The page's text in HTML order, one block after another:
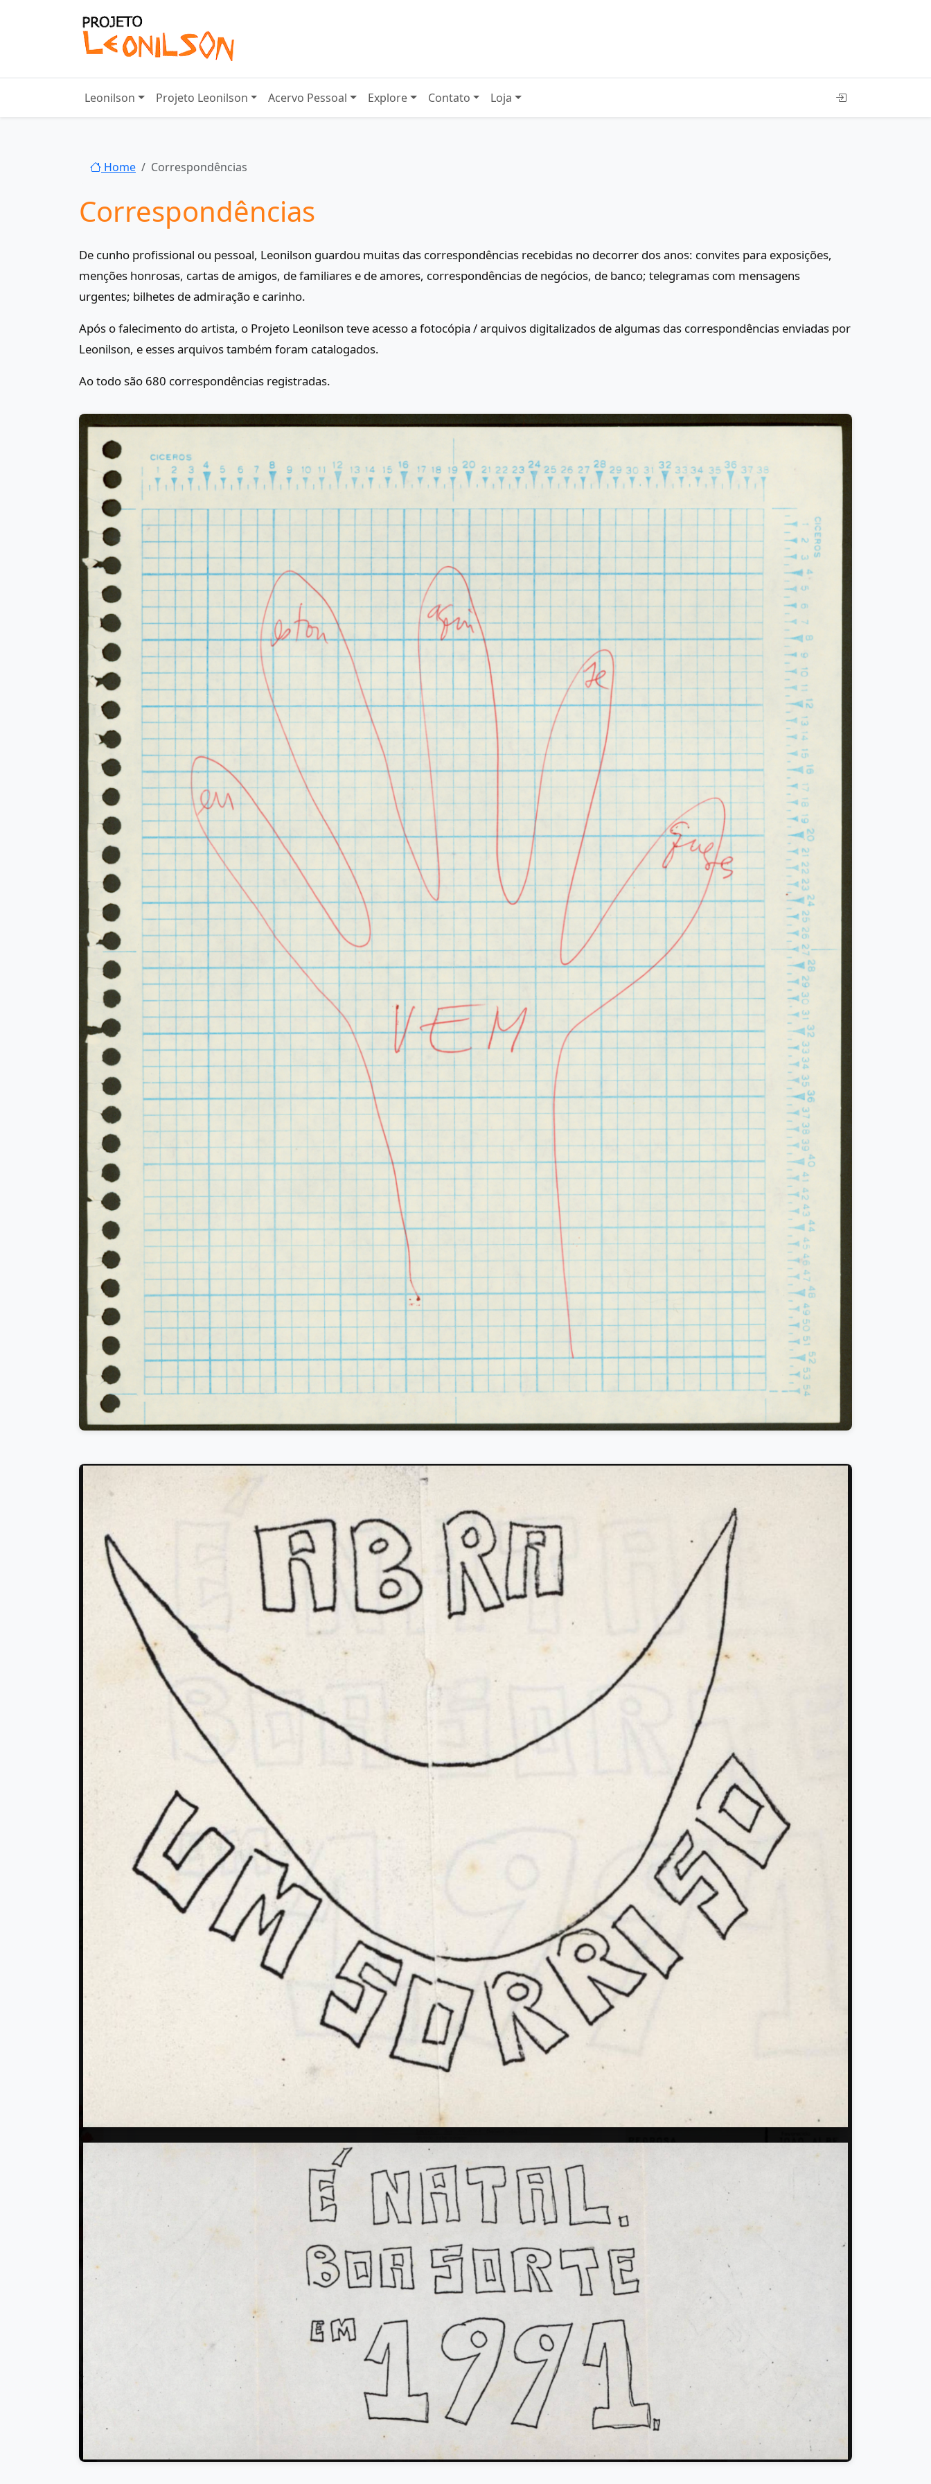
Leonilson Projeto Leonilson Acervo Pessoal Explore Contato Loja
Página inicial
Home Correspondências
Correspondências
De cunho profissional ou pessoal, Leonilson guardou muitas das correspondências recebidas no decorrer dos anos: convites para exposições,
menções honrosas, cartas de amigos, de familiares e de amores, correspondências de negócios, de banco; telegramas com mensagens
urgentes; bilhetes de admiração e carinho.
Após o falecimento do artista, o Projeto Leonilson teve acesso a fotocópia / arquivos digitalizados de algumas das correspondências enviadas por
Leonilson, e esses arquivos também foram catalogados.
Ao todo são 680 correspondências registradas.